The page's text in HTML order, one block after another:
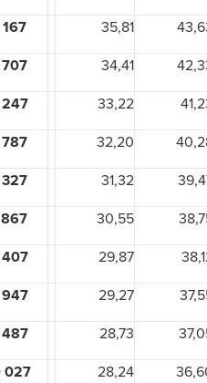
35,81
34,41
33,22
32,20
31,32
30,55
29,87
29,27
28,73
027 28,24